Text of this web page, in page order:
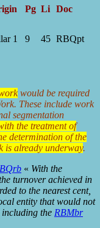
Pg Li Doc
1 9 45 RBQpt
would be required
These include work
segmentation
the treatment of
determination of the
is already underway.
« With the
turnover achieved in
to the nearest cent,
entity that would not
including the RBMbr